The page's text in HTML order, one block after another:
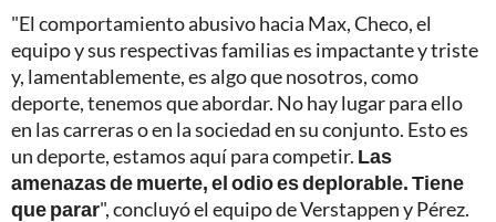
"El comportamiento abusivo hacia Max, Checo, el
equipo y sus respectivas familias es impactante y triste
y, lamentablemente, es algo que nosotros, como
deporte, tenemos que abordar. No hay lugar para ello
en las carreras o en la sociedad en su conjunto. Esto es
un deporte, estamos aquí para competir. Las
amenazas de muerte, el odio es deplorable. Tiene
que parar", concluyó el equipo de Verstappen y Pérez.